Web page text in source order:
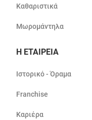
Καθαριστικά
Μωρομάντηλα
Η ΕΤΑΙΡΕΙΑ
Ιστορικό - Όραμα
Franchise
Καριέρα